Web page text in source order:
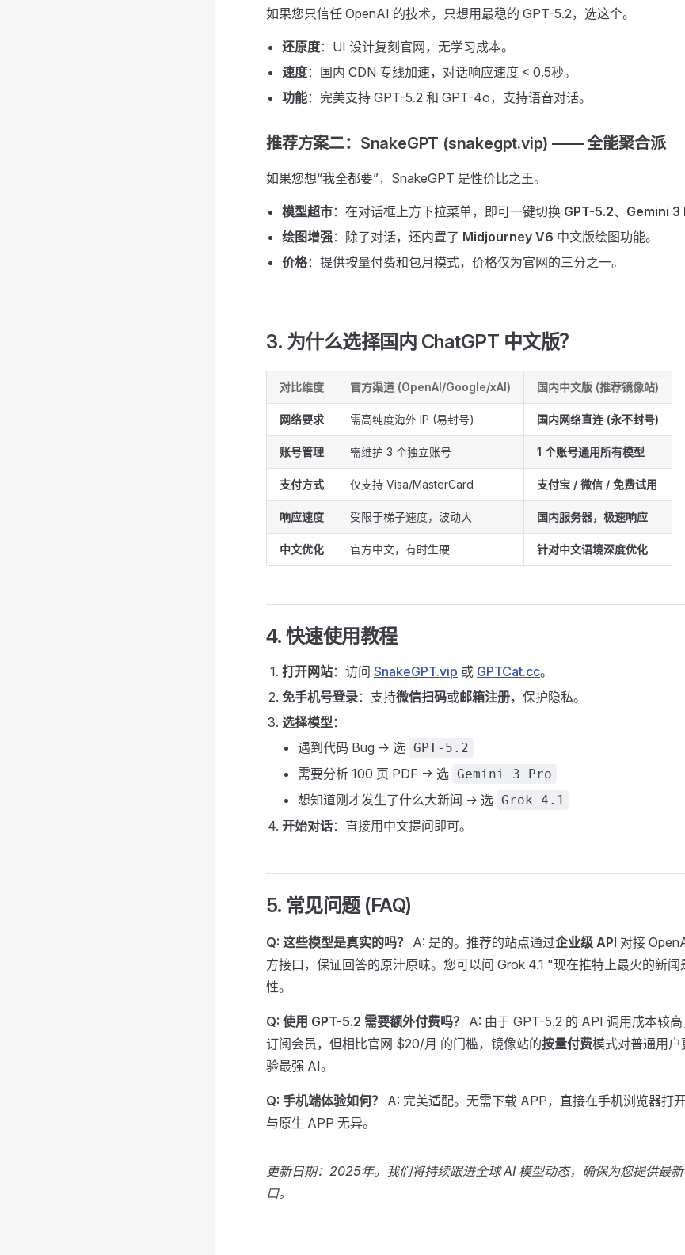
如果您只信任 OpenAI 的技术，只想用最稳的 GPT-5.2，选这个。
还原度：UI 设计复刻官网，无学习成本。
速度：国内 CDN 专线加速，对话响应速度 < 0.5秒。
功能：完美支持 GPT-5.2 和 GPT-4o，支持语音对话。
推荐方案二：SnakeGPT (snakegpt.vip) —— 全能聚合派
如果您想“我全都要”，SnakeGPT 是性价比之王。
模型超市：在对话框上方下拉菜单，即可一键切换 GPT-5.2、 Gemini 3
绘图增强：除了对话，还内置了 Midjourney V6 中文版绘图功能。
价格：提供按量付费和包月模式，价格仅为官网的三分之一。
3. 为什么选择国内 ChatGPT 中文版？
对比维度 官方渠道 (OpenAI/Google/xAI) 国内中文版 (推荐镜像站)
网络要求 需高纯度海外 IP (易封号) 国内网络直连 (永不封号)
账号管理 需维护 3 个独立账号 1 个账号通用所有模型
支付方式 仅支持 Visa/MasterCard 支付宝 / 微信 / 免费试用
响应速度 受限于梯子速度，波动大 国内服务器，极速响应
中文优化 官方中文，有时生硬 针对中文语境深度优化
4. 快速使用教程
打开网站：访问 SnakeGPT.vip 或 GPTCat.cc。
免手机号登录：支持微信扫码或邮箱注册，保护隐私。
选择模型：
遇到代码 Bug -> 选 GPT-5.2
需要分析 100 页 PDF -> 选 Gemini 3 Pro
想知道刚才发生了什么大新闻 -> 选 Grok 4.1
开始对话：直接用中文提问即可。
5. 常见问题 (FAQ)
Q: 这些模型是真实的吗？ A: 是的。推荐的站点通过企业级 API 对接
方接口，保证回答的原汁原味。您可以问 Grok 4.1 "现在推特上最火的新
性。
Q: 使用 GPT-5.2 需要额外付费吗？
A: 由于 GPT-5.2 的 API 调用成本较
订阅会员，但相比官网 $20/月 的门槛，镜像站的按量付费模式对普通用
验最强 AI。
Q: 手机端体验如何？
A: 完美适配。无需下载 APP，直接在手机浏览器打
与原生 APP 无异。
更新日期：2025年。我们将持续跟进全球 AI 模型动态，确保为您提供最
口。